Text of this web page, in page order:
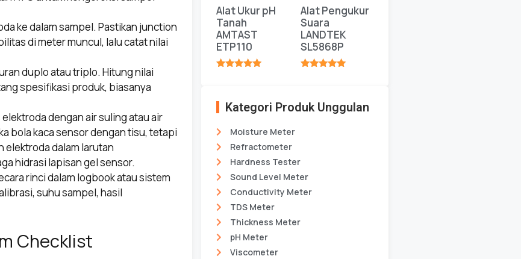
ke dalam sampel. Pastikan junction
di meter muncul, lalu catat nilai
duplo atau triplo. Hitung nilai
spesifikasi produk, biasanya
dengan air suling atau air
bola kaca sensor dengan tisu, tetapi
dalam larutan
hidrasi lapisan gel sensor.
rinci dalam logbook atau sistem
suhu sampel, hasil
Checklist
Alat Ukur pH
Tanah
AMTAST
ETP110
Alat Pengukur
Suara
LANDTEK
SL5868P
Kategori Produk Unggulan
Moisture Meter
Refractometer
Hardness Tester
Sound Level Meter
Conductivity Meter
TDS Meter
Thickness Meter
pH Meter
Viscometer